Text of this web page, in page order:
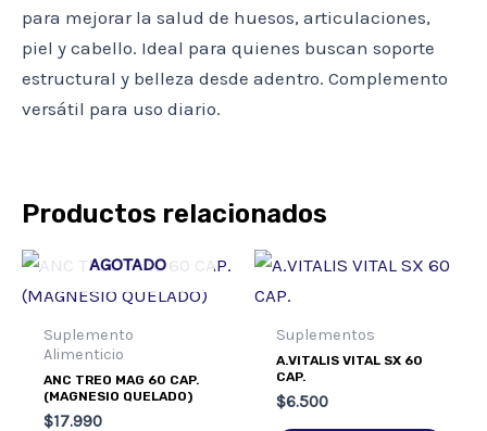
para mejorar la salud de huesos, articulaciones,
piel y cabello. Ideal para quienes buscan soporte
estructural y belleza desde adentro. Complemento
versátil para uso diario.
Productos relacionados
AGOTADO
Suplemento
Alimenticio
ANC TREO MAG 60 CAP.
(MAGNESIO QUELADO)
$17.990
Suplementos
A.VITALIS VITAL SX 60
CAP.
$6.500